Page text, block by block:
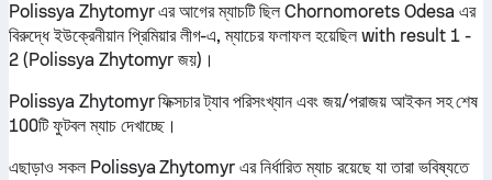
Polissya Zhytomyr এর আগের ম্যাচটি ছিল Chornomorets Odesa এর
বিরুদ্ধে ইউক্রেনীয়ান প্রিমিয়ার লীগ-এ, ম্যাচের ফলাফল হয়েছিল with result 1 -
2 (Polissya Zhytomyr জয়)।
Polissya Zhytomyr ফিক্সচার ট্যাব পরিসংখ্যান এবং জয়/পরাজয় আইকন সহ শেষ
100টি ফুটবল ম্যাচ দেখাচ্ছে।
এছাড়াও সকল Polissya Zhytomyr এর নির্ধারিত ম্যাচ রয়েছে যা তারা ভবিষ্যতে